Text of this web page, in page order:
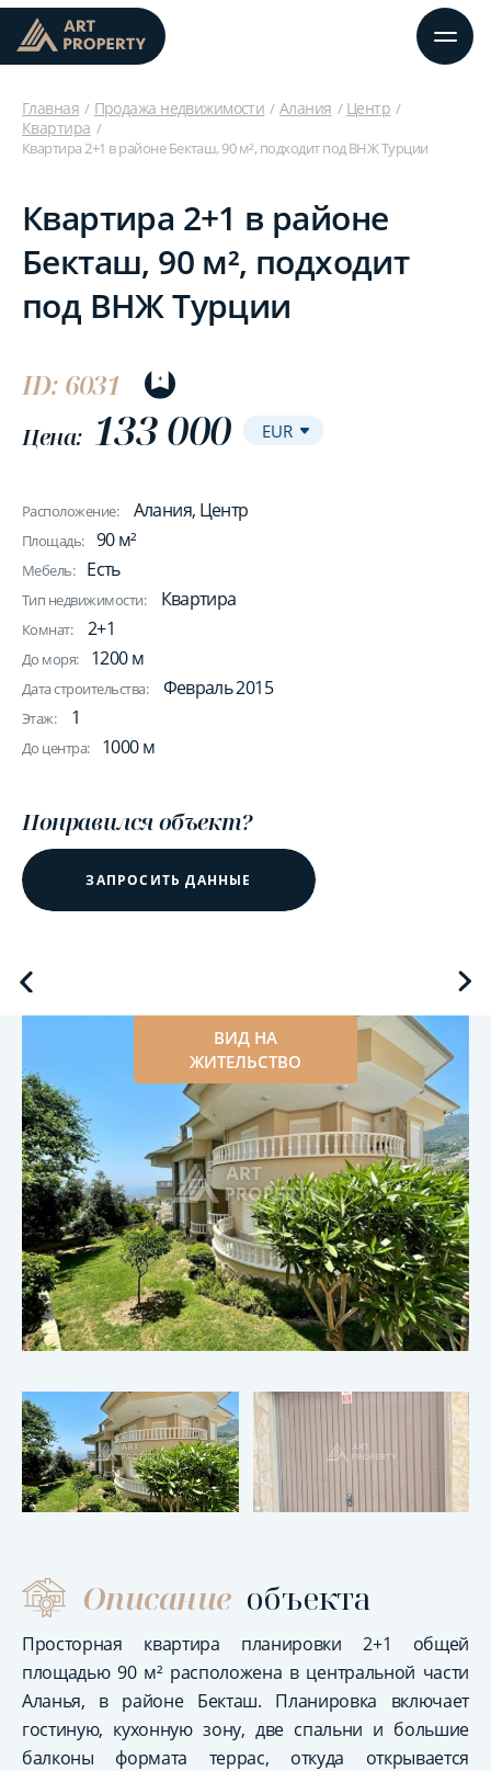
Главная Продажа недвижимости Алания
Центр
Квартира
Квартира 2+1 в районе Бекташ, 90 м², подходит под ВНЖ Турции
Квартира 2+1 в районе
Бекташ, 90 м², подходит
под ВНЖ Турции
ID: 6031
Цена: 133 000
Расположение: Алания, Центр
Площадь: 90 м²
Мебель: Есть
Тип недвижимости: Квартира
Комнат: 2+1
До моря: 1200 м
Дата строительства: Февраль 2015
Этаж: 1
До центра: 1000 м
Понравился объект?
ЗАПРОСИТЬ ДАННЫЕ
ВИД НА
ЖИТЕЛЬСТВО
Описание объекта
Просторная квартира планировки 2+1 общей
площадью 90 м² расположена в центральной части
Аланья, в районе Бекташ. Планировка включает
гостиную, кухонную зону, две спальни и большие
балконы формата террас, откуда открывается